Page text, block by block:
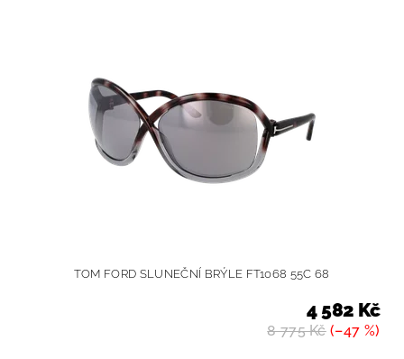
TOM FORD SLUNEČNÍ BRÝLE FT1068 55C 68
8 775 Kč(–47 %)
4 582 Kč